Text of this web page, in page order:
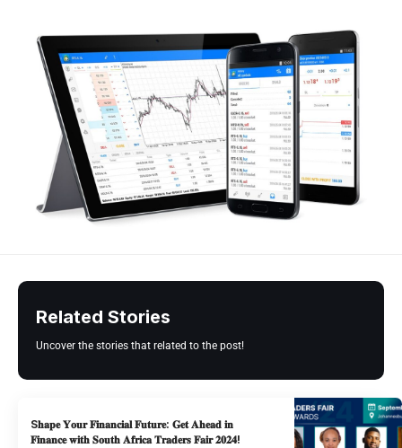
Related Stories
Uncover the stories that related to the post!
S𝐡𝐚𝐩𝐞 𝐘𝐨𝐮𝐫 𝐅𝐢𝐧𝐚𝐧𝐜𝐢𝐚𝐥 𝐅𝐮𝐭𝐮𝐫𝐞: 𝐆𝐞𝐭 𝐀𝐡𝐞𝐚𝐝 𝐢𝐧
𝐅𝐢𝐧𝐚𝐧𝐜𝐞 𝐰𝐢𝐭𝐡 𝐒𝐨𝐮𝐭𝐡 𝐀𝐟𝐫𝐢𝐜𝐚 𝐓𝐫𝐚𝐝𝐞𝐫𝐬 𝐅𝐚𝐢𝐫 𝟐𝟎𝟐𝟒!